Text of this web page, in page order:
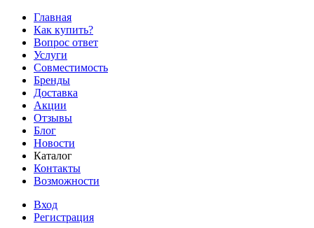
Главная
Как купить?
Вопрос ответ
Услуги
Совместимость
Бренды
Доставка
Акции
Отзывы
Блог
Новости
Каталог
Контакты
Возможности
Вход
Регистрация